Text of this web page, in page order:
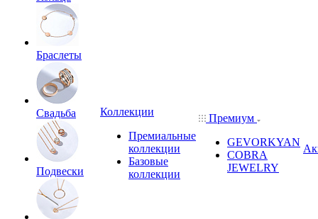
Браслеты
Свадьба
Подвески
Коллекции
Премиальные
коллекции
Базовые
коллекции
Премиум
GEVORKYAN
COBRA
JEWELRY